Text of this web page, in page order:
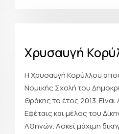
Χρυσαυγή
Η Χρυσαυγή Κορύλλου
Νομικής Σχολή του
Θράκης το έτος 2013. Είναι
Εφέταις και μέλος του
Αθηνών. Ασκεί μάχιμη